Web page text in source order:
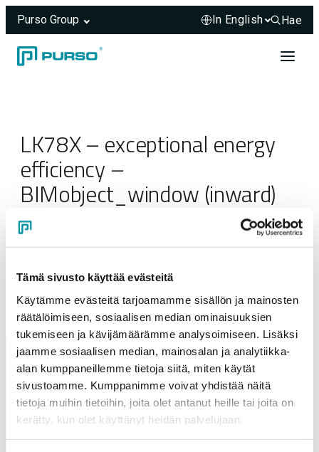
Tämä sivusto käyttää evästeitä
Käytämme evästeitä tarjoamamme sisällön ja mainosten
räätälöimiseen, sosiaalisen median ominaisuuksien
tukemiseen ja kävijämäärämme analysoimiseen. Lisäksi
jaamme sosiaalisen median, mainosalan ja analytiikka-
alan kumppaneillemme tietoja siitä, miten käytät
sivustoamme. Kumppanimme voivat yhdistää näitä
tietoja muihin tietoihin, joita olet antanut heille tai joita on
kerätty, kun olet käyttänyt heidän palvelujaan.
Purso Group
Hae
Hae
LK78X – exceptional energy
efficiency –
BIMobject_window (inward)
07.11.2025
Purso is a Finnish family-owned company that designs